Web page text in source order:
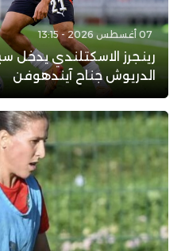
07 أغسطس 2026 - 13:15
رينجرز الاسكتلندي
الدريوش جناح آيندهوفن